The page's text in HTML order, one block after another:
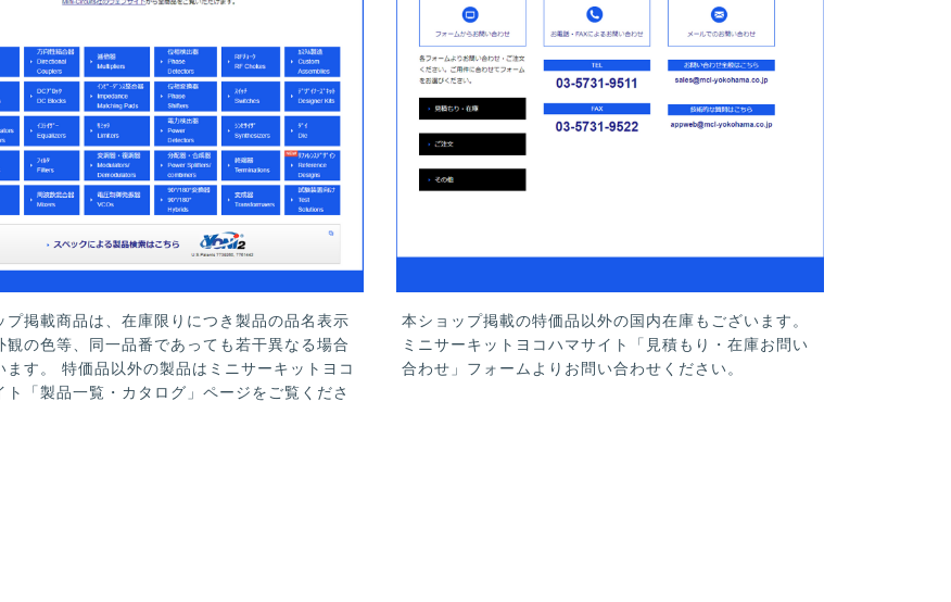
プ掲載商品は、在庫限りにつき製品の品名表示
観の色等、同一品番であっても若干異なる場合
ます。 特価品以外の製品はミニサーキットヨコ
ト「製品一覧・カタログ」ページをご覧くださ
本ショップ掲載の特価品以外の国内在庫もございます。
ミニサーキットヨコハマサイト「見積もり・在庫お問い
合わせ」フォームよりお問い合わせください。